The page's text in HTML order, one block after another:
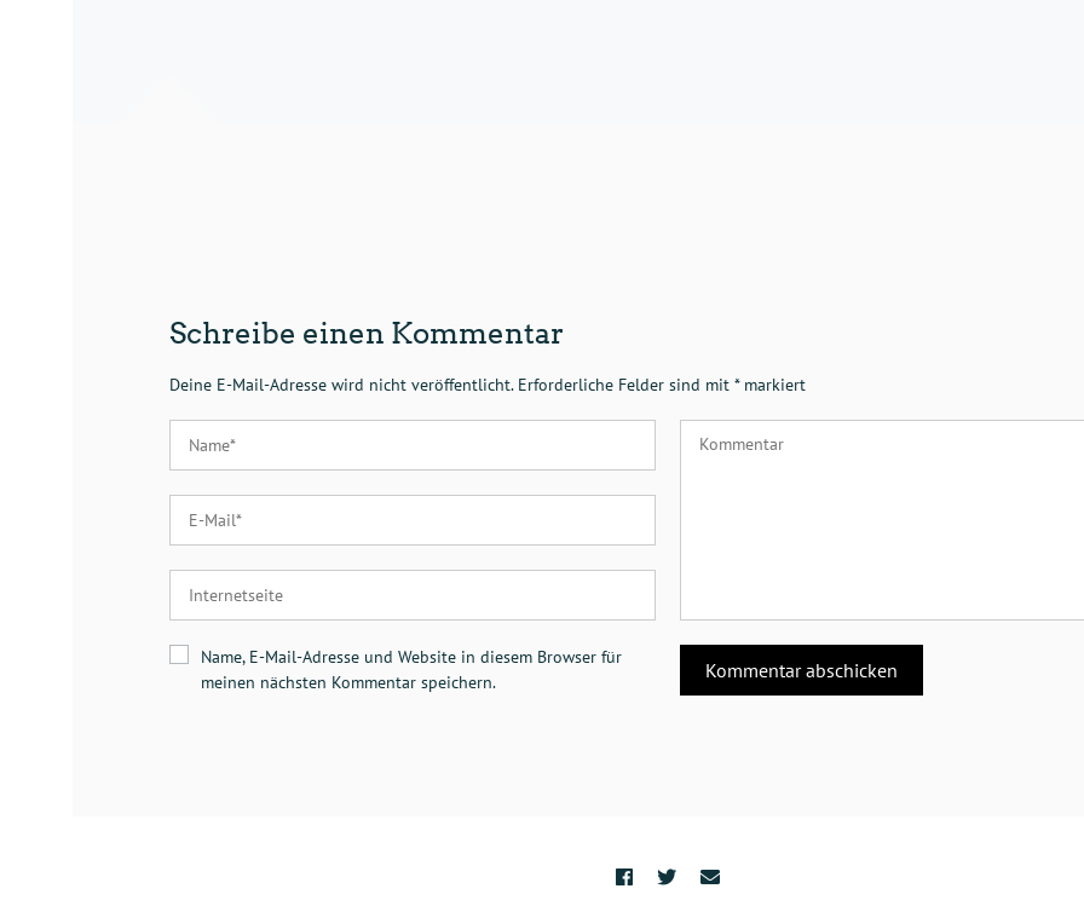
Schreibe einen Kommentar
Deine E-Mail-Adresse wird nicht veröffentlicht. Erforderliche Felder sind mit *markiert
Name, E-Mail-Adresse und Website in diesem Browser für
meinen nächsten Kommentar speichern.